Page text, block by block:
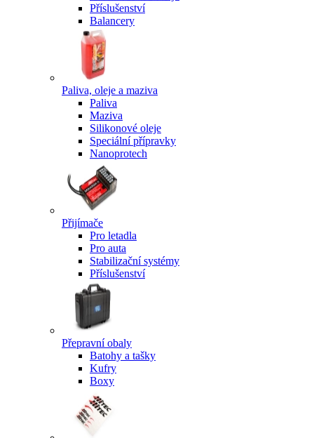
Příslušenství
Balancery
Paliva, oleje a maziva
Paliva
Maziva
Silikonové oleje
Speciální přípravky
Nanoprotech
Přijímače
Pro letadla
Pro auta
Stabilizační systémy
Příslušenství
Přepravní obaly
Batohy a tašky
Kufry
Boxy